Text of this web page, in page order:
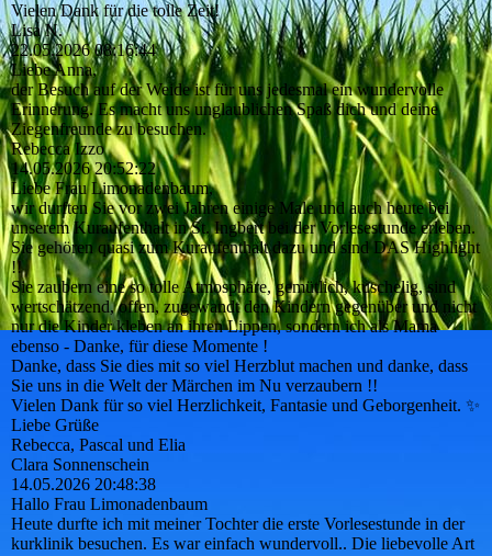
Vielen Dank für die tolle Zeit!
Lisa N.
22.05.2026 08:16:44
Liebe Anna,
der Besuch auf der Weide ist für uns jedesmal ein wundervolle
Erinnerung. Es macht uns unglaublichen Spaß dich und deine
Ziegenfreunde zu besuchen.
Rebecca Izzo
14.05.2026 20:52:22
Liebe Frau Limonadenbaum,
wir durften Sie vor zwei Jahren einige Male und auch heute bei
unserem Kuraufenthalt in St. Ingbert bei der Vorlesestunde erleben.
Sie gehören quasi zum Kuraufenthalt dazu und sind DAS Highlight
!!
Sie zaubern eine so tolle Atmosphäre, gemütlich, kuschelig, sind
wertschätzend, offen, zugewandt den Kindern gegenüber und nicht
nur die Kinder kleben an ihren Lippen, sondern ich als Mama
ebenso - Danke, für diese Momente !
Danke, dass Sie dies mit so viel Herzblut machen und danke, dass
Sie uns in die Welt der Märchen im Nu verzaubern !!
Vielen Dank für so viel Herzlichkeit, Fantasie und Geborgenheit. ✨
Liebe Grüße
Rebecca, Pascal und Elia
Clara Sonnenschein
14.05.2026 20:48:38
Hallo Frau Limonadenbaum
Heute durfte ich mit meiner Tochter die erste Vorlesestunde in der
kurklinik besuchen. Es war einfach wundervoll.. Die liebevolle Art